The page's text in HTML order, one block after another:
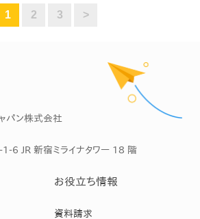
1 2 3 >
パン株式会社
6 JR 新宿ミライナタワー 18 階
お役立ち情報
資料請求